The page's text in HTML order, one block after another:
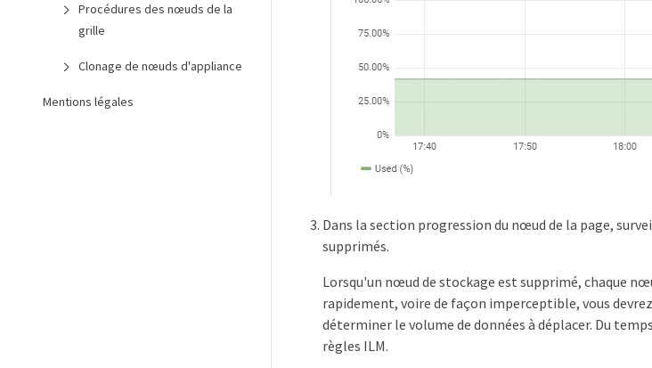
Procédures des nœuds de la
grille
Clonage de nœuds d'appliance
Mentions légales
Dans la section progression du nœud de la page,
supprimés.
Lorsqu'un nœud de stockage est supprimé, chaque
rapidement, voire de façon imperceptible, vous
déterminer le volume de données à déplacer. Du
règles ILM.